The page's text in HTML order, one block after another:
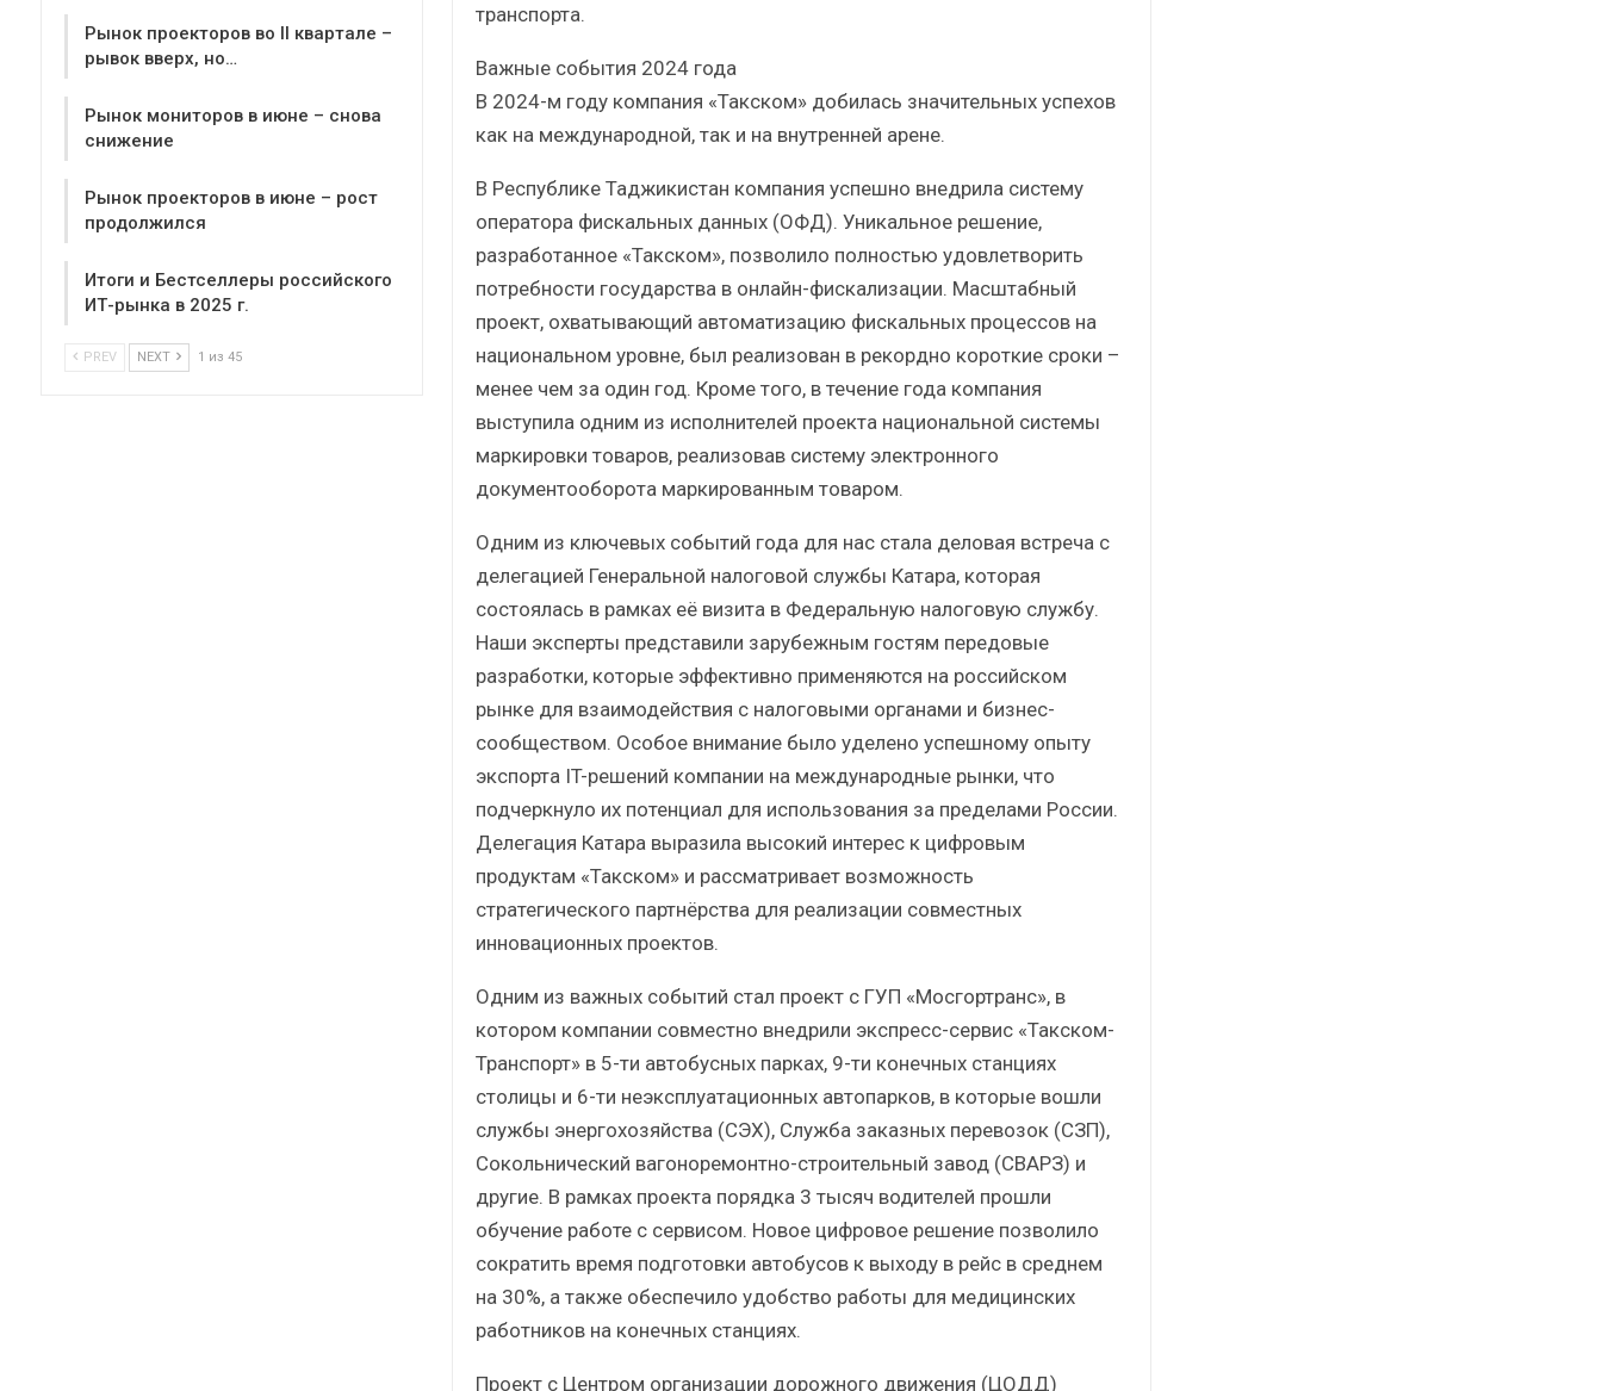
транспорта.
Важные события 2024 года
В 2024-м году компания «Такском» добилась значительных успехов
как на международной, так и на внутренней арене.
В Республике Таджикистан компания успешно внедрила систему
оператора фискальных данных (ОФД). Уникальное решение,
разработанное «Такском», позволило полностью удовлетворить
потребности государства в онлайн-фискализации. Масштабный
проект, охватывающий автоматизацию фискальных процессов на
национальном уровне, был реализован в рекордно короткие сроки –
менее чем за один год. Кроме того, в течение года компания
выступила одним из исполнителей проекта национальной системы
маркировки товаров, реализовав систему электронного
документооборота маркированным товаром.
Одним из ключевых событий года для нас стала деловая встреча с
делегацией Генеральной налоговой службы Катара, которая
состоялась в рамках её визита в Федеральную налоговую службу.
Наши эксперты представили зарубежным гостям передовые
разработки, которые эффективно применяются на российском
рынке для взаимодействия с налоговыми органами и бизнес-
сообществом. Особое внимание было уделено успешному опыту
экспорта IT-решений компании на международные рынки, что
подчеркнуло их потенциал для использования за пределами России.
Делегация Катара выразила высокий интерес к цифровым
продуктам «Такском» и рассматривает возможность
стратегического партнёрства для реализации совместных
инновационных проектов.
Одним из важных событий стал проект с ГУП «Мосгортранс», в
котором компании совместно внедрили экспресс-сервис «Такском-
Транспорт» в 5-ти автобусных парках, 9-ти конечных станциях
столицы и 6-ти неэксплуатационных автопарков, в которые вошли
службы энергохозяйства (СЭХ), Служба заказных перевозок (СЗП),
Сокольнический вагоноремонтно-строительный завод (СВАРЗ) и
другие. В рамках проекта порядка 3 тысяч водителей прошли
обучение работе с сервисом. Новое цифровое решение позволило
сократить время подготовки автобусов к выходу в рейс в среднем
на 30%, а также обеспечило удобство работы для медицинских
работников на конечных станциях.
Проект с Центром организации дорожного движения (ЦОДД)
Рынок проекторов во II квартале –
рывок вверх, но…
Рынок мониторов в июне – снова
снижение
Рынок проекторов в июне – рост
продолжился
Итоги и Бестселлеры российского
ИТ-рынка в 2025 г.
PREV NEXT 1 из 45